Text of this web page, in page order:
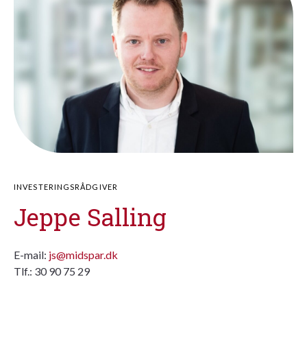
INVESTERINGSRÅDGIVER
Jeppe Salling
E-mail: js@midspar.dk
Tlf.: 30 90 75 29